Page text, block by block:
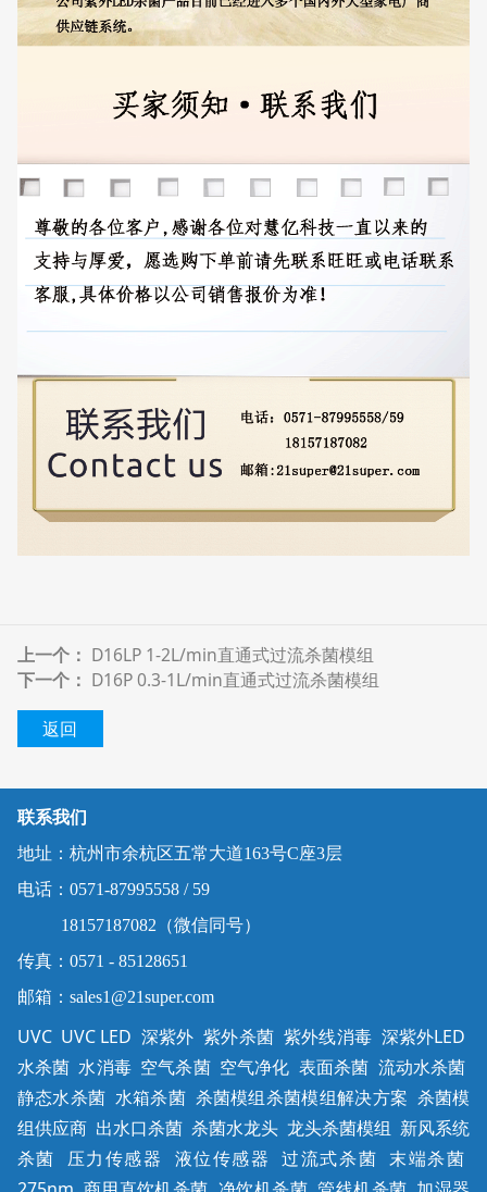
上一个： D16LP 1-2L/min直通式过流杀菌模组
下一个： D16P 0.3-1L/min直通式过流杀菌模组
返回
联系我们
地址：杭州市余杭区五常大道163号C座3层
电话：0571-87995558 / 59
18157187082（微信同号）
传真：0571 - 85128651
邮箱：sales1@21super.com
UVC UVC LED 深紫外 紫外杀菌 紫外线消毒 深紫外LED
水杀菌 水消毒 空气杀菌 空气净化 表面杀菌 流动水杀菌
静态水杀菌 水箱杀菌 杀菌模组杀菌模组解决方案 杀菌模
组供应商 出水口杀菌 杀菌水龙头 龙头杀菌模组 新风系统
杀菌 压力传感器 液位传感器 过流式杀菌 末端杀菌